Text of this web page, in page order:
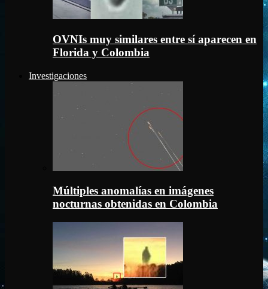
OVNIs muy similares entre sí aparecen en
Florida y Colombia
Investigaciones
Múltiples anomalías en imágenes
nocturnas obtenidas en Colombia